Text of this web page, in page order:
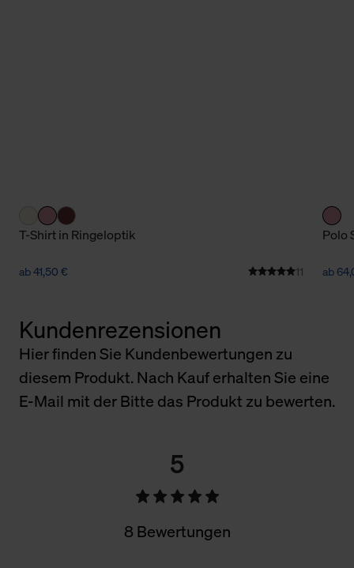
T-Shirt in Ringeloptik
ab 41,50 € 11
Polo
ab
Kundenrezensionen
Hier finden Sie Kundenbewertungen zu
diesem Produkt. Nach Kauf erhalten Sie eine
E-Mail mit der Bitte das Produkt zu bewerten.
5
8 Bewertungen